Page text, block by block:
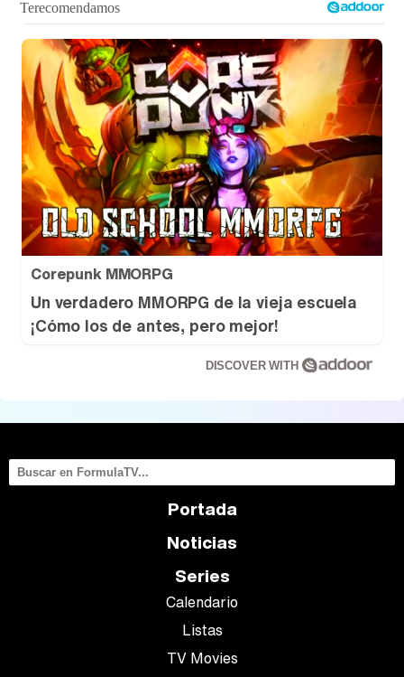
Corepunk MMORPG
Un verdadero MMORPG de la vieja escuela
¡Cómo los de antes, pero mejor!
DISCOVER WITH
Portada
Noticias
Series
Calendario
Listas
TV Movies